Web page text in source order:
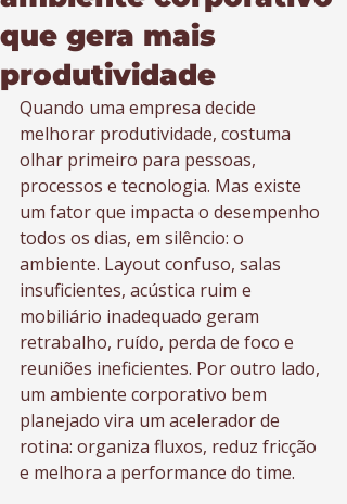
que gera mais
produtividade
Quando uma empresa decide
melhorar produtividade, costuma
olhar primeiro para pessoas,
processos e tecnologia. Mas existe
um fator que impacta o desempenho
todos os dias, em silêncio: o
ambiente. Layout confuso, salas
insuficientes, acústica ruim e
mobiliário inadequado geram
retrabalho, ruído, perda de foco e
reuniões ineficientes. Por outro lado,
um ambiente corporativo bem
planejado vira um acelerador de
rotina: organiza fluxos, reduz fricção
e melhora a performance do time.